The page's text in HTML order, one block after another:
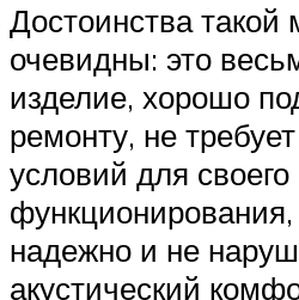
Достоинства такой
очевидны: это
изделие, хорошо
ремонту, не
условий для своего
функционирования,
надежно и не
акустический